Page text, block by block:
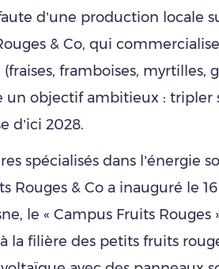
d’une production locale
& Co, qui
framboises, myrtilles,
un objectif ambitieux : tripler
d’ici 2028.
spécialisés dans l’énergie
Rouges & Co a inauguré le
le « Campus Fruits Rouges
la filière des petits fruits